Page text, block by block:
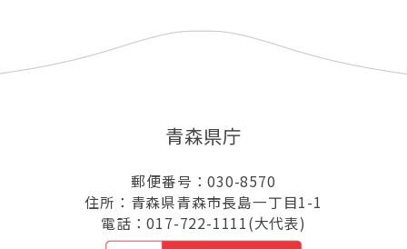
青森県庁
郵便番号：030-8570
住所：青森県青森市長島一丁目1-1
電話：017-722-1111(大代表)